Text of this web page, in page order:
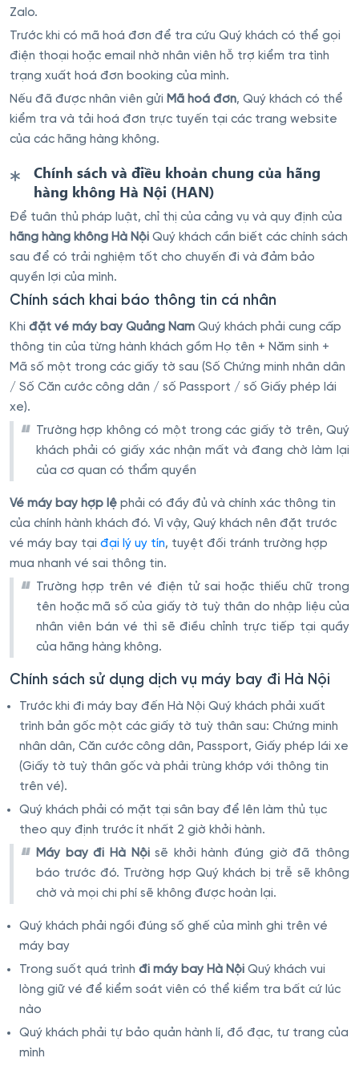
Zalo.
Trước khi có mã hoá đơn để tra cứu Quý khách có thể gọi
điện thoại hoặc email nhờ nhân viên hỗ trợ kiểm tra tình
trạng xuất hoá đơn booking của mình.
Nếu đã được nhân viên gửi Mã hoá đơn, Quý khách có thể
kiểm tra và tải hoá đơn trực tuyến tại các trang website
của các hãng hàng không.
Chính sách và điều khoản chung của hãng
hàng không Hà Nội (HAN)
Để tuân thủ pháp luật, chỉ thị của cảng vụ và quy định của
hãng hàng không Hà Nội Quý khách cần biết các chính sách
sau để có trải nghiệm tốt cho chuyến đi và đảm bảo
quyền lợi của mình.
Chính sách khai báo thông tin cá nhân
Khi đặt vé máy bay Quảng Nam Quý khách phải cung cấp
thông tin của từng hành khách gồm Họ tên + Năm sinh +
Mã số một trong các giấy tờ sau (Số Chứng minh nhân dân
/ Số Căn cước công dân / số Passport / số Giấy phép lái
xe).
Trường hợp không có một trong các giấy tờ trên, Quý
khách phải có giấy xác nhận mất và đang chờ làm lại
của cơ quan có thẩm quyền
Vé máy bay hợp lệ phải có đầy đủ và chính xác thông tin
của chính hành khách đó. Vì vậy, Quý khách nên đặt trước
vé máy bay tại đại lý uy tín, tuyệt đối tránh trường hợp
mua nhanh vé sai thông tin.
Trường hợp trên vé điện tử sai hoặc thiếu chữ trong
tên hoặc mã số của giấy tờ tuỳ thân do nhập liệu của
nhân viên bán vé thì sẽ điều chỉnh trực tiếp tại quầy
của hãng hàng không.
Chính sách sử dụng dịch vụ máy bay đi Hà Nội
Trước khi đi máy bay đến Hà Nội Quý khách phải xuất
trình bản gốc một các giấy tờ tuỳ thân sau: Chứng minh
nhân dân, Căn cước công dân, Passport, Giấy phép lái xe
(Giấy tờ tuỳ thân gốc và phải trùng khớp với thông tin
trên vé).
Quý khách phải có mặt tại sân bay để lên làm thủ tục
theo quy định trước ít nhất 2 giờ khởi hành.
Máy bay đi Hà Nộisẽ khởi hành đúng giờ đã thông
báo trước đó. Trường hợp Quý khách bị trễ sẽ không
chờ và mọi chi phí sẽ không được hoàn lại.
Quý khách phải ngồi đúng số ghế của mình ghi trên vé
máy bay
Trong suốt quá trình đi máy bay Hà Nội Quý khách vui
lòng giữ vé để kiểm soát viên có thể kiểm tra bất cứ lúc
nào
Quý khách phải tự bảo quản hành lí, đồ đạc, tư trang của
mình